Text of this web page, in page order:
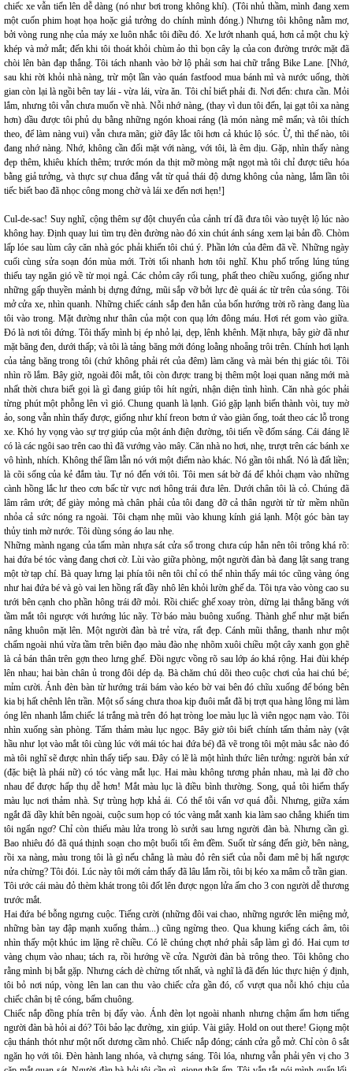
chiếc xe vẫn tiến lên dễ dàng (nó như bơi trong không khí). (Tôi nhủ thầm, mình đang xem
một cuốn phim hoạt họa hoặc giả tưởng do chính mình đóng.) Nhưng tôi không nằm mơ,
bởi vòng rung nhẹ của máy xe luôn nhắc tôi điều đó. Xe lướt nhanh quá, hơn cả một chu kỳ
khép và mở mắt; đến khi tôi thoát khỏi chùm ảo thì bọn cây lạ của con đường trước mặt đã
chòi lên bàn đạp thắng. Tôi tách nhanh vào bờ lộ phải sơn hai chữ trắng Bike Lane. [Nhớ,
sau khi rời khỏi nhà nàng, trừ một lần vào quán fastfood mua bánh mì và nước uống, thời
gian còn lại là ngồi bên tay lái - vừa lái, vừa ăn. Tôi chỉ biết phải đi. Nơi đến: chưa cần. Mỏi
lắm, nhưng tôi vẫn chưa muốn về nhà. Nỗi nhớ nàng, (thay vì dun tôi đến, lại gạt tôi xa nàng
hơn) dầu được tôi phủ dụ bằng những ngón khoai ráng (là món nàng mê mẩn; và tôi thích
theo, để làm nàng vui) vẫn chưa mãn; giờ đây lắc tôi hơn cả khúc lộ sóc. Ừ, thì thế nào, tôi
đang nhớ nàng. Nhớ, không cần đối mặt với nàng, với tôi, là êm dịu. Gặp, nhìn thấy nàng
đẹp thêm, khiêu khích thêm; trước món da thịt mỡ mòng mật ngọt mà tôi chỉ được tiêu hóa
bằng giả tưởng, và thực sự chua đắng vắt từ quả thái độ dưng không của nàng, lắm lần tôi
tiếc biết bao đã nhọc công mong chờ và lái xe đến nơi hẹn!]
Cul-de-sac! Suy nghĩ, cộng thêm sự đột chuyển của cảnh trí đã đưa tôi vào tuyệt lộ lúc nào
không hay. Định quay lui tìm trụ đèn đường nào đó xin chút ánh sáng xem lại bản đồ. Chòm
lấp lóe sau lùm cây căn nhà góc phải khiến tôi chú ý. Phần lớn của đêm đã về. Những ngày
cuối cùng sửa soạn đón mùa mới. Trời tối nhanh hơn tôi nghĩ. Khu phố trống lúng túng
thiếu tay ngăn gió về từ mọi ngả. Các chỏm cây rối tung, phất theo chiều xuống, giống như
những gấp thuyền mảnh bị dựng đứng, mũi sắp vỡ bởi lực đè quái ác từ trên của sóng. Tôi
mở cửa xe, nhìn quanh. Những chiếc cánh sắp đen hẳn của bốn hướng trời rõ ràng đang lùa
tôi vào trong. Mặt đường như thân của một con quạ lớn đông máu. Hơi rét gom vào giữa.
Đó là nơi tôi đứng. Tôi thấy mình bị ép nhỏ lại, dẹp, lênh khênh. Mặt nhựa, bây giờ đã như
mặt băng đen, dưới thấp; và tôi là tảng băng mới đóng loằng nhoẵng trôi trên. Chính hơi lạnh
của tảng băng trong tôi (chứ không phải rét của đêm) làm căng và mài bén thị giác tôi. Tôi
nhìn rõ lắm. Bây giờ, ngoài đôi mắt, tôi còn được trang bị thêm một loại quan năng mới mà
nhất thời chưa biết gọi là gì đang giúp tôi hít ngửi, nhận diện tình hình. Căn nhà góc phải
từng phút một phỗng lên vì gió. Chung quanh là lạnh. Gió gặp lạnh biến thành vòi, tuy mờ
ảo, song vẫn nhìn thấy được, giống như khí freon bơm ứ vào giàn ống, toát theo các lỗ trong
xe. Khó hy vọng vào sự trợ giúp của một ánh điện đường, tôi tiến về đốm sáng. Cái đáng lẽ
có là các ngôi sao trên cao thì đã vướng vào mây. Căn nhà no hơi, nhẹ, trượt trên các bánh xe
vô hình, nhích. Không thể lầm lẫn nó với một điểm nào khác. Nó gần tôi nhất. Nó là đất liền;
là cõi sống của kẻ đắm tàu. Tự nó đến với tôi. Tôi men sát bờ đá để khỏi chạm vào những
cành hồng lắc lư theo cơn bấc từ vực nơi hông trái đưa lên. Dưới chân tôi là cỏ. Chúng đã
lâm râm ướt; đế giày mỏng mà chân phải của tôi đang đỡ cả thân người từ từ mềm nhũn
nhỏa cả sức nóng ra ngoài. Tôi chạm nhẹ mũi vào khung kính giá lạnh. Một góc bàn tay
thủy tinh mờ nước. Tôi dùng sóng áo lau nhẹ.
Những mành ngang của tấm màn nhựa sát cửa sổ trong chưa cúp hẳn nên tôi trông khá rõ:
hai đứa bé tóc vàng đang chơi cờ. Lùi vào giữa phòng, một người đàn bà đang lật sang trang
một tờ tạp chí. Bà quay lưng lại phía tôi nên tôi chỉ có thể nhìn thấy mái tóc cũng vàng óng
như hai đứa bé và gò vai len hồng rất đầy nhô lên khỏi lườn ghế da. Tôi tựa vào vòng cao su
tưới bên cạnh cho phần hông trái đỡ mỏi. Rồi chiếc ghế xoay tròn, dừng lại thẳng băng với
tầm mắt tôi ngược với hướng lúc nãy. Tờ báo màu buông xuống. Thành ghế như mặt biển
nâng khuôn mặt lên. Một người đàn bà trẻ vừa, rất đẹp. Cánh mũi thẳng, thanh như một
chấm ngoài nhú vừa tầm trên biên đạo màu đào nhẹ nhõm xuôi chiều một cây xanh gọn ghẽ
là cả bán thân trên gợn theo lưng ghế. Đồi ngực vồng rõ sau lớp áo khá rộng. Hai đùi khép
lên nhau; hai bàn chân ủ trong đôi dép dạ. Bà chăm chú dõi theo cuộc chơi của hai chú bé;
mỉm cười. Ánh đèn bàn từ hướng trái bám vào kéo bờ vai bên đó chĩu xuống để bóng bên
kia bị hất chênh lên trần. Một số sáng chưa thoa kịp đuôi mắt đã bị trợt qua hàng lông mi làm
óng lên nhanh lắm chiếc lá trắng mà trên đó hạt tròng loe màu lục là viên ngọc nạm vào. Tôi
nhìn xuống sàn phòng. Tấm thảm màu lục ngọc. Bây giờ tôi biết chính tấm thảm này (vật
hầu như lọt vào mắt tôi cùng lúc với mái tóc hai đứa bé) đã vẽ trong tôi một màu sắc nào đó
mà tôi nghĩ sẽ được nhìn thấy tiếp sau. Đây có lẽ là một hình thức liên tưởng: người bản xứ
(đặc biệt là phái nữ) có tóc vàng mắt lục. Hai màu không tương phản nhau, mà lại đỡ cho
nhau để được hấp thụ dễ hơn! Mắt màu lục là điều bình thường. Song, quả tôi hiếm thấy
màu lục nơi thảm nhà. Sự trùng hợp khả ái. Có thể tôi vẩn vơ quá đỗi. Nhưng, giữa xám
ngắt đã dầy khít bên ngoài, cuộc sum họp có tóc vàng mắt xanh kia làm sao chẳng khiến tim
tôi ngẩn ngơ? Chỉ còn thiếu màu lửa trong lò sưởi sau lưng người đàn bà. Nhưng cần gì.
Bao nhiêu đó đã quá thịnh soạn cho một buổi tối êm đềm. Suốt từ sáng đến giờ, bên nàng,
rồi xa nàng, màu trong tôi là gì nếu chẳng là màu đỏ rên siết của nỗi đam mê bị hất ngược
nửa chừng? Tôi đói. Lúc này tôi mới cảm thấy đã lâu lắm rồi, tôi bị kéo xa mâm cỗ trần gian.
Tôi ước cái màu đỏ thèm khát trong tôi đốt lên được ngọn lửa ấm cho 3 con người dễ thương
trước mắt.
Hai đứa bé bỗng ngưng cuộc. Tiếng cười (những đôi vai chao, những ngước lên miệng mở,
những bàn tay đập mạnh xuống thảm...) cũng ngừng theo. Qua khung kiếng cách âm, tôi
nhìn thấy một khúc im lặng rẽ chiều. Có lẽ chúng chợt nhớ phải sắp làm gì đó. Hai cụm tơ
vàng chụm vào nhau; tách ra, rồi hướng về cửa. Người đàn bà trông theo. Tôi không cho
rằng mình bị bắt gặp. Nhưng cách dè chừng tốt nhất, và nghĩ là đã đến lúc thực hiện ý định,
tôi bỏ nơi núp, vòng lên lan can thu vào chiếc cửa gần đó, cố vượt qua nỗi khó chịu của
chiếc chân bị tê cóng, bấm chuông.
Chiếc nắp đồng phía trên bị đẩy vào. Ánh đèn lọt ngoài nhanh nhưng chậm ấm hơn tiếng
người đàn bà hỏi ai đó? Tôi bảo lạc đường, xin giúp. Vài giây. Hold on out there! Giọng một
cậu thánh thót như một nốt dương cầm nhỏ. Chiếc nắp đóng; cánh cửa gỗ mở. Chỉ còn ô sắt
ngăn họ với tôi. Đèn hành lang nhóa, và chựng sáng. Tôi lóa, nhưng vẫn phải yên vị cho 3